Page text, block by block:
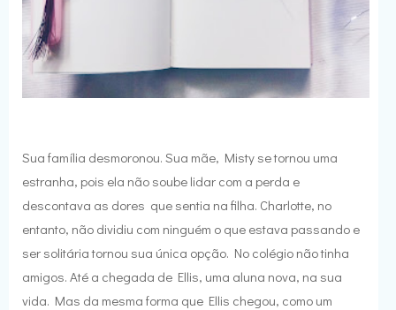
Sua família desmoronou. Sua mãe, Misty se tornou uma
estranha, pois ela não soube lidar com a perda e
descontava as dores que sentia na filha. Charlotte, no
entanto, não dividiu com ninguém o que estava passando e
ser solitária tornou sua única opção. No colégio não tinha
amigos. Até a chegada de Ellis, uma aluna nova, na sua
vida. Mas da mesma forma que Ellis chegou, como um